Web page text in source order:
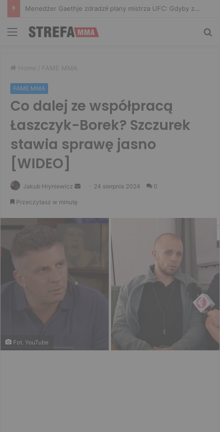
Menedżer Gaethje zdradził plany mistrza UFC: Gdyby zakończył karierę dzisiaj, byłbym…
Menu
Home / FAME MMA
FAME MMA
Co dalej ze współpracą
Łaszczyk-Borek? Szczurek
stawia sprawę jasno
[WIDEO]
Jakub Hryniewicz
Send 24 sierpnia 2024 0
Przeczytasz w minutę
Fot. YouTube